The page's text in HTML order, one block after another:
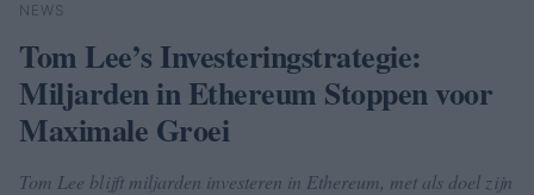
Zoeken
NEWS
Tom Lee’s Investeringstrategie:
Miljarden in Ethereum Stoppen voor
Maximale Groei
Tom Lee blijft miljarden investeren in Ethereum, met als doel zijn